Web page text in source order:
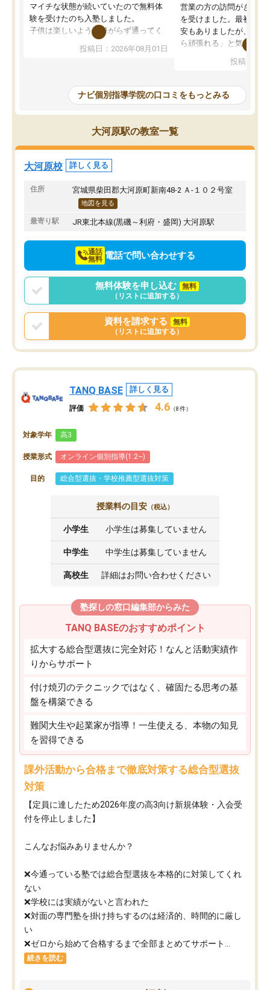
マイチな状態が続いていたので無料体
験を受けたのち入塾しました。
子供は楽しいようで嫌がらず通ってく
先生は良い方が多く、いつも笑顔で対
教室は少し狭い印象なので夜の時間帯
など生徒さんが多い時間帯は手狭では
ないかな？と感じます。
また駅前にあるのでアクセスは良いで
すが駐車場がないのでお迎えの際に近
隣のコインパーキングを利用または路
上駐車をするしかない点が少し不便で
投稿日：2026年08月01日
営業の方の訪問がきっか
を受けました。最初は続
安もありましたが、子ど
ら頑張れる」と気に入り
ても分かりやすく、学
方を丁寧に教えてくださ
が深まっていると感じま
熱心で、一人ひとりの苦
前より勉強に前向きに取
りたいと思える塾です。
投稿日：
ナビ個別指導学院の口コミをもっとみる
大河原駅の教室一覧
大河原校 詳しく見る
住所 宮城県柴田郡大河原町新南48-2 Ａ-１０２号室
地図を見る
最寄り駅 JR東北本線(黒磯～利府・盛岡) 大河原駅
通話
無料 電話で問い合わせする
無料体験を申し込む
無料
（リストに追加する）
資料を請求する
無料
（リストに追加する）
TANQ BASE 詳しく見る
評価 4.6 （8件）
対象学年 高3
授業形式 オンライン個別指導(1:2~)
目的 総合型選抜・学校推薦型選抜対策
授業料の目安 （税込）
小学生 小学生は募集していません
中学生 中学生は募集していません
高校生 詳細はお問い合わせください
塾探しの窓口編集部からみた
TANQ BASEのおすすめポイント
拡大する総合型選抜に完全対応！なんと活動実績作
りからサポート
付け焼刃のテクニックではなく、確固たる思考の基
盤を構築できる
難関大生や起業家が指導！一生使える、本物の知見
を習得できる
課外活動から合格まで徹底対策する総合型選抜
対策
【定員に達したため2026年度の高3向け新規体験・入会受
付を停止しました】
こんなお悩みありませんか？
❌今通っている塾では総合型選抜を本格的に対策してくれ
ない
❌学校には実績がないと言われた
❌対面の専門塾を掛け持ちするのは経済的、時間的に厳し
い
❌ゼロから始めて合格するまで全部まとめてサポート...
続きを読む